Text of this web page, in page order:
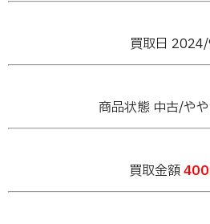
買取日
商品状態 中古/や
買取金額